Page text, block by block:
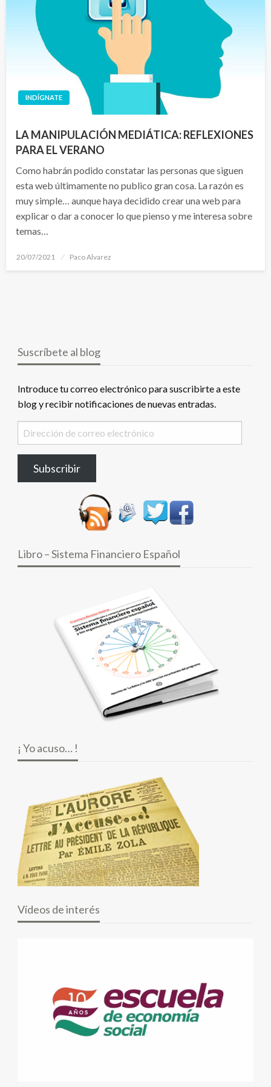
INDÍGNATE
LA MANIPULACIÓN MEDIÁTICA: REFLEXIONES
PARA EL VERANO
Como habrán podido constatar las personas que siguen
esta web últimamente no publico gran cosa. La razón es
muy simple… aunque haya decidido crear una web para
explicar o dar a conocer lo que pienso y me interesa sobre
temas…
Publicado
20/07/2021 Paco Alvarez
Suscríbete al blog
Introduce tu correo electrónico para suscribirte a este
blog y recibir notificaciones de nuevas entradas.
Dirección
de
electrónico
Subscribir
Libro – Sistema Financiero Español
¡ Yo acuso… !
Vídeos de interés